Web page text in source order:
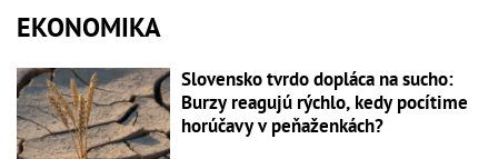
EKONOMIKA
Slovensko tvrdo dopláca na sucho:
Burzy reagujú rýchlo, kedy pocítime
horúčavy v peňaženkách?